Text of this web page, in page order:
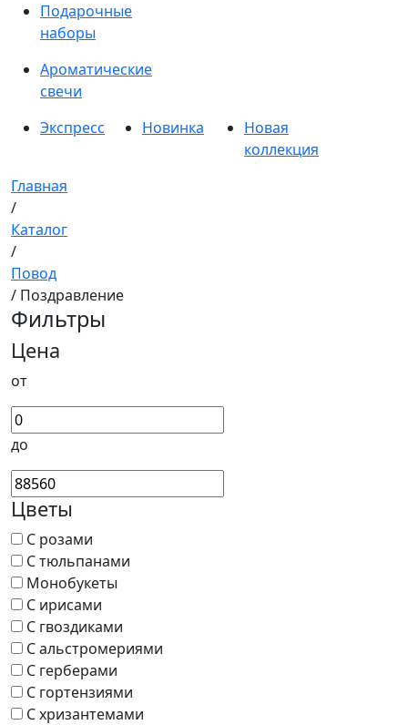
Подарочные
наборы
Ароматические
свечи
Экспресс
Новинка
Новая
коллекция
Главная
/
Каталог
/
Повод
/ Поздравление
Фильтры
Цена
от
до
Цветы
С розами
С тюльпанами
Монобукеты
С ирисами
С гвоздиками
С альстромериями
С герберами
С гортензиями
С хризантемами